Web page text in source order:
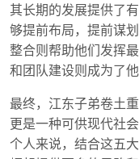
其长期的发展提供了
够提前布局，提前谋
整合则帮助他们发挥
和团队建设则成为了
最终，江东子弟卷土
更是一种可供现代社
个人来说，结合这五